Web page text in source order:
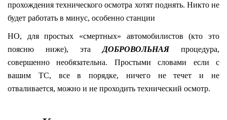
прохождения технического осмотра хотят поднять. Никто не
будет работать в минус, особенно станции
НО, для простых «смертных» автомобилистов (кто это
поясню ниже), эта ДОБРОВОЛЬНАЯпроцедура,
совершенно необязательна. Простыми словами если с
вашим ТС, все в порядке, ничего не течет и не
отваливается, можно и не проходить технический осмотр.